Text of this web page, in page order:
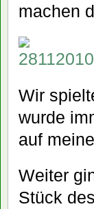
machen
Wir
wurde
auf
Weiter
Stück